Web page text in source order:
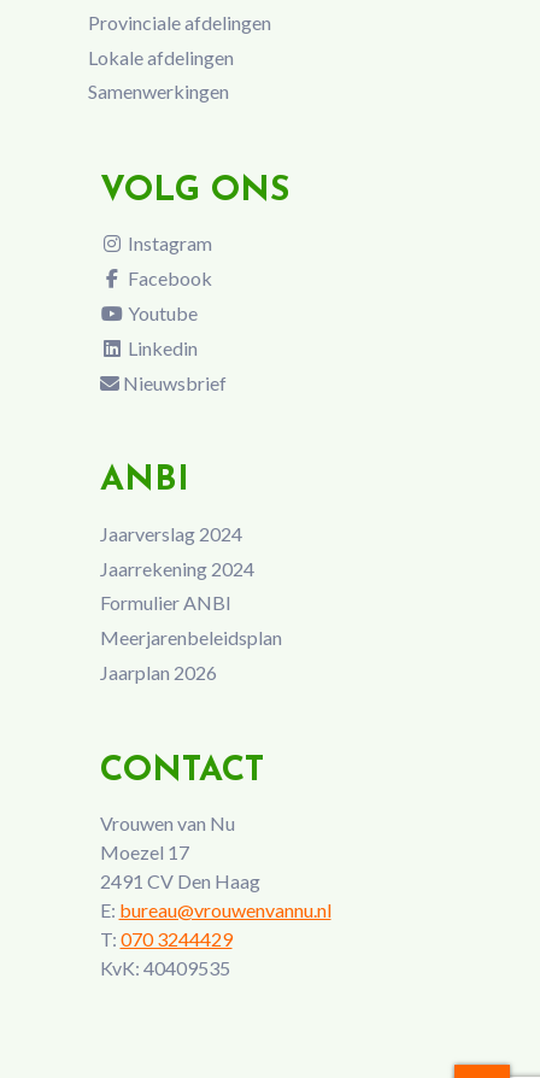
Provinciale afdelingen
Lokale afdelingen
Samenwerkingen
VOLG ONS
Instagram
Facebook
Youtube
Linkedin
Nieuwsbrief
ANBI
Jaarverslag 2024
Jaarrekening 2024
Formulier ANBI
Meerjarenbeleidsplan
Jaarplan 2026
CONTACT
Vrouwen van Nu
Moezel 17
2491 CV Den Haag
E: bureau@vrouwenvannu.nl
T: 070 3244429
KvK: 40409535